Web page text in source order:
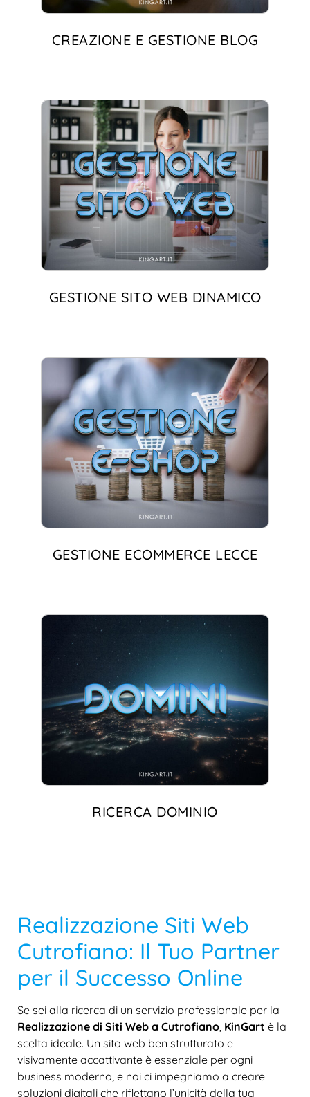
CREAZIONE E GESTIONE BLOG
GESTIONE SITO WEB DINAMICO
GESTIONE ECOMMERCE LECCE
RICERCA DOMINIO
Realizzazione Siti Web
Cutrofiano: Il Tuo Partner
per il Successo Online
Se sei alla ricerca di un servizio professionale per la
Realizzazione di Siti Web a Cutrofiano, KinGart è la
scelta ideale. Un sito web ben strutturato e
visivamente accattivante è essenziale per ogni
business moderno, e noi ci impegniamo a creare
soluzioni digitali che riflettano l’unicità della tua